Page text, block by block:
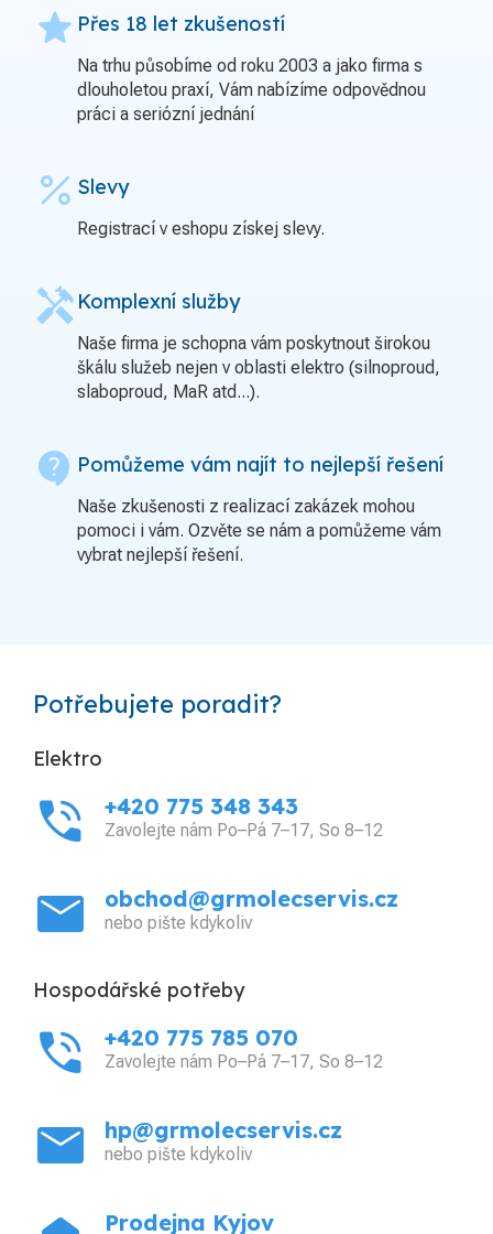
grade Přes 18 let zkušeností
Na trhu působíme od roku 2003 a jako firma s
dlouholetou praxí, Vám nabízíme odpovědnou
práci a seriózní jednání
percent Slevy
Registrací v eshopu získej slevy.
handyman Komplexní služby
Naše firma je schopna vám poskytnout širokou
škálu služeb nejen v oblasti elektro (silnoproud,
slaboproud, MaR atd...).
contact_support Pomůžeme vám najít to nejlepší řešení
Naše zkušenosti z realizací zakázek mohou
pomoci i vám. Ozvěte se nám a pomůžeme vám
vybrat nejlepší řešení.
Potřebujete poradit?
Elektro
phone_in_talk +420 775 348 343
Zavolejte nám Po–Pá 7–17, So 8–12
mail obchod@grmolecservis.cz
nebo pište kdykoliv
Hospodářské potřeby
phone_in_talk +420 775 785 070
Zavolejte nám Po–Pá 7–17, So 8–12
mail hp@grmolecservis.cz
nebo pište kdykoliv
Prodejna Kyjov